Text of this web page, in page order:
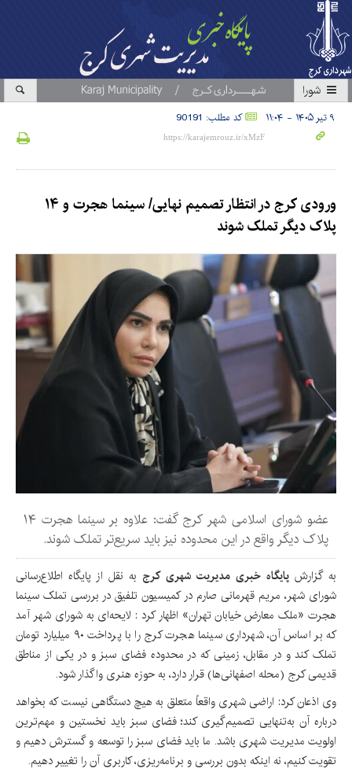
شورا
۹ تیر ۱۴۰۵ - ۱۱:۰۴ کد مطلب: 90191
ورودی کرج در انتظار تصمیم نهایی/ سینما هجرت و ۱۴
پلاک دیگر تملک شوند
عضو شورای اسلامی شهر کرج گفت: علاوه بر سینما هجرت ۱۴
پلاک دیگر واقع در این محدوده نیز باید سریع‌تر تملک شوند.
به گزارش پایگاه خبری مدیریت شهری کرج به نقل از پایگاه اطلاع‌رسانی
شورای شهر، مریم قهرمانی صارم در کمیسیون تلفیق در بررسی تملک سینما
هجرت «ملک معارض خیابان تهران» اظهار کرد : لایحه‌ای به شورای شهر آمد
که بر اساس آن، شهرداری سینما هجرت کرج را با پرداخت ۹۰ میلیارد تومان
تملک کند و در مقابل، زمینی که در محدوده فضای سبز و در یکی از مناطق
قدیمی کرج (محله اصفهانی‌ها) قرار دارد، به حوزه هنری واگذار شود.
وی اذعان کرد: اراضی شهری واقعاً متعلق به هیچ دستگاهی نیست که بخواهد
درباره آن به‌تنهایی تصمیم‌گیری کند؛ فضای سبز باید نخستین و مهم‌ترین
اولویت مدیریت شهری باشد. ما باید فضای سبز را توسعه و گسترش دهیم و
تقویت کنیم، نه اینکه بدون بررسی و برنامه‌ریزی، کاربری آن را تغییر دهیم.